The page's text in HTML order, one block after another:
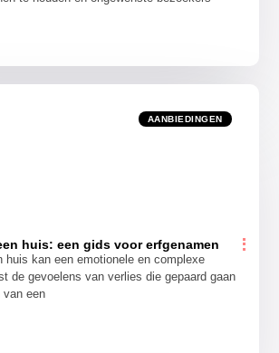
AANBIEDINGEN
huis: een gids voor erfgenamen
huis kan een emotionele en complexe
de gevoelens van verlies die gepaard gaan
van een